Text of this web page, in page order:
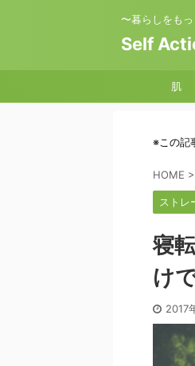
〜暮らしをも
Self
肌
※この記
HOME >
ストレ
寝
け
2017